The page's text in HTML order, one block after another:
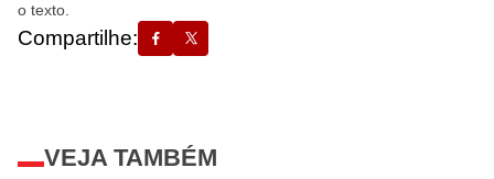
o texto.
Compartilhe:
VEJA TAMBÉM